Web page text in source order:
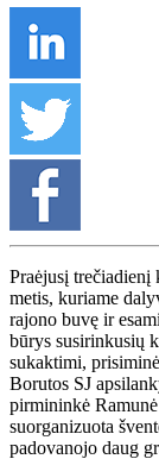
Praėjusį
metis, kuriame
rajono buvę ir
būrys susirinkusių
sukaktimi,
Borutos SJ
pirmininkė
suorganizuota
padovanojo daug